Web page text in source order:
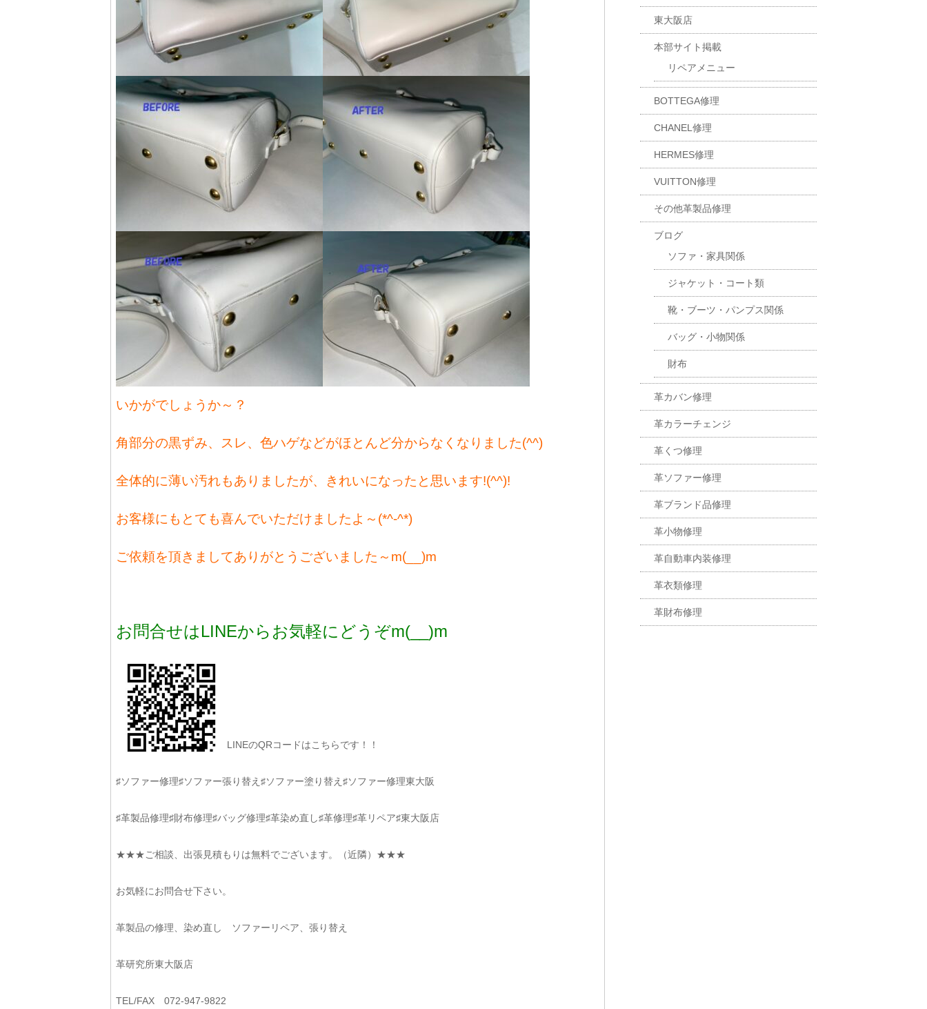
いかがでしょうか～？
角部分の黒ずみ、スレ、色ハゲなどがほとんど分からなくなりました(^^)
全体的に薄い汚れもありましたが、きれいになったと思います!(^^)!
お客様にもとても喜んでいただけましたよ～(*^-^*)
ご依頼を頂きましてありがとうございました～m(__)m
お問合せはLINEからお気軽にどうぞm(__)m
LINEのQRコードはこちらです！！
♯ソファー修理♯ソファー張り替え♯ソファー塗り替え♯ソファー修理東大阪
♯革製品修理♯財布修理♯バッグ修理♯革染め直し♯革修理♯革リペア♯東大阪店
★★★ご相談、出張見積もりは無料でございます。（近隣）★★★
お気軽にお問合せ下さい。
革製品の修理、染め直し ソファーリペア、張り替え
革研究所東大阪店
TEL/FAX 072-947-9822
東大阪店
本部サイト掲載
リペアメニュー
BOTTEGA修理
CHANEL修理
HERMES修理
VUITTON修理
その他革製品修理
ブログ
ソファ・家具関係
ジャケット・コート類
靴・ブーツ・パンプス関係
バッグ・小物関係
財布
革カバン修理
革カラーチェンジ
革くつ修理
革ソファー修理
革ブランド品修理
革小物修理
革自動車内装修理
革衣類修理
革財布修理